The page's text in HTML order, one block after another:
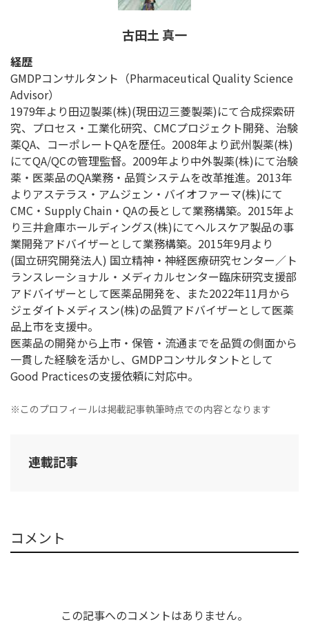
古田土 真一
経歴
GMDPコンサルタント（Pharmaceutical Quality Science
Advisor）
1979年より田辺製薬(株)(現田辺三菱製薬)にて合成探索研
究、プロセス・工業化研究、CMCプロジェクト開発、治験
薬QA、コーポレートQAを歴任。2008年より武州製薬(株)
にてQA/QCの管理監督。2009年より中外製薬(株)にて治験
薬・医薬品のQA業務・品質システムを改革推進。2013年
よりアステラス・アムジェン・バイオファーマ(株)にて
CMC・Supply Chain・QAの長として業務構築。2015年よ
り三井倉庫ホールディングス(株)にてヘルスケア製品の事
業開発アドバイザーとして業務構築。2015年9月より
(国立研究開発法人) 国立精神・神経医療研究センター／ト
ランスレーショナル・メディカルセンター臨床研究支援部
アドバイザーとして医薬品開発を、また2022年11月から
ジェダイトメディスン(株)の品質アドバイザーとして医薬
品上市を支援中。
医薬品の開発から上市・保管・流通までを品質の側面から
一貫した経験を活かし、GMDPコンサルタントとして
Good Practicesの支援依頼に対応中。
※このプロフィールは掲載記事執筆時点での内容となります
連載記事
コメント
この記事へのコメントはありません。